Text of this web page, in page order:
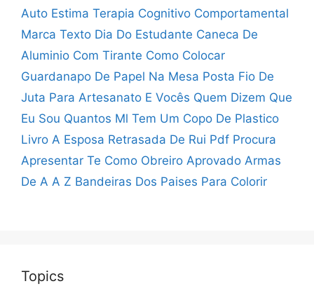
Auto Estima Terapia Cognitivo Comportamental
Marca Texto Dia Do Estudante Caneca De
Aluminio Com Tirante Como Colocar
Guardanapo De Papel Na Mesa Posta Fio De
Juta Para Artesanato E Vocês Quem Dizem Que
Eu Sou Quantos Ml Tem Um Copo De Plastico
Livro A Esposa Retrasada De Rui Pdf Procura
Apresentar Te Como Obreiro Aprovado Armas
De A A Z Bandeiras Dos Paises Para Colorir
Topics